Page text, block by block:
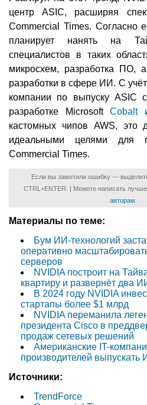
центр ASIC, расширяя
Commercial Times. Согласно
планирует нанять на
специалистов в таких
микросхем, разработка ПО,
разработки в сфере ИИ. С
компании по выпуску ASIC
разработке MicrosoftCobalt
кастомных чипов AWS, это
идеальными целями для
Commercial Times.
Если вы заметили ошибку —
CTRL+ENTER. | Можете написать
авторам.
Материалы по теме:
Бум ИИ-технологий
оперативно
серверов
NVIDIA построит на
квартиру и развернёт два
В 2024 году NVIDIA
стартапы более $1 млрд
NVIDIA переманила
президента Cisco в
продаж сетевых решений
Американские IT-
производителей
Источники:
TrendForce